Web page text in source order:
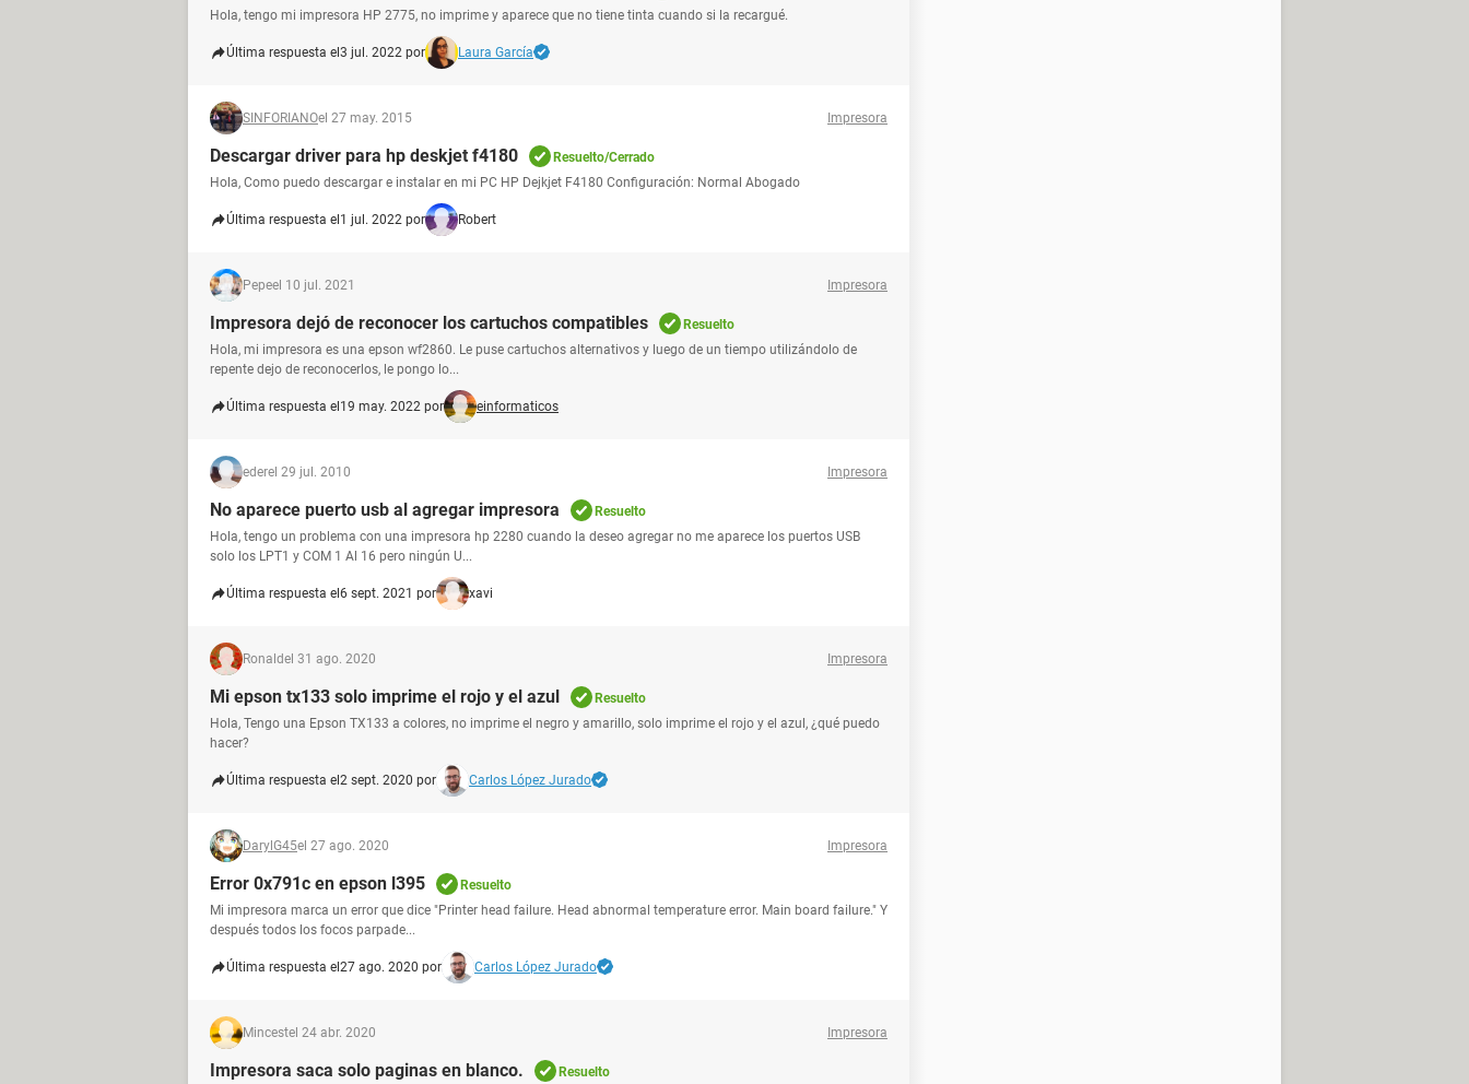
Hola, tengo mi impresora HP 2775, no imprime y aparece que no tiene tinta cuando si la recargué.
Última respuesta el 3 jul. 2022 por Laura García
SINFORIANOel 27 may. 2015 Impresora
Descargar driver para hp deskjet f4180
Resuelto/Cerrado
Hola, Como puedo descargar e instalar en mi PC HP Dejkjet F4180 Configuración: Normal Abogado
Última respuesta el 1 jul. 2022 por Robert
Pepeel 10 jul. 2021 Impresora
Impresora dejó de reconocer los cartuchos compatibles
Resuelto
Hola, mi impresora es una epson wf2860. Le puse cartuchos alternativos y luego de un tiempo utilizándolo de
repente dejo de reconocerlos, le pongo lo...
Última respuesta el 19 may. 2022 por einformaticos
ederel 29 jul. 2010 Impresora
No aparece puerto usb al agregar impresora
Resuelto
Hola, tengo un problema con una impresora hp 2280 cuando la deseo agregar no me aparece los puertos USB
solo los LPT1 y COM 1 Al 16 pero ningún U...
Última respuesta el 6 sept. 2021 por xavi
Ronaldel 31 ago. 2020 Impresora
Mi epson tx133 solo imprime el rojo y el azul
Resuelto
Hola, Tengo una Epson TX133 a colores, no imprime el negro y amarillo, solo imprime el rojo y el azul, ¿qué puedo
hacer?
Última respuesta el 2 sept. 2020 por Carlos López Jurado
DarylG45el 27 ago. 2020 Impresora
Error 0x791c en epson l395
Resuelto
Mi impresora marca un error que dice "Printer head failure. Head abnormal temperature error. Main board failure." Y
después todos los focos parpade...
Última respuesta el 27 ago. 2020 por Carlos López Jurado
Mincestel 24 abr. 2020 Impresora
Impresora saca solo paginas en blanco.
Resuelto